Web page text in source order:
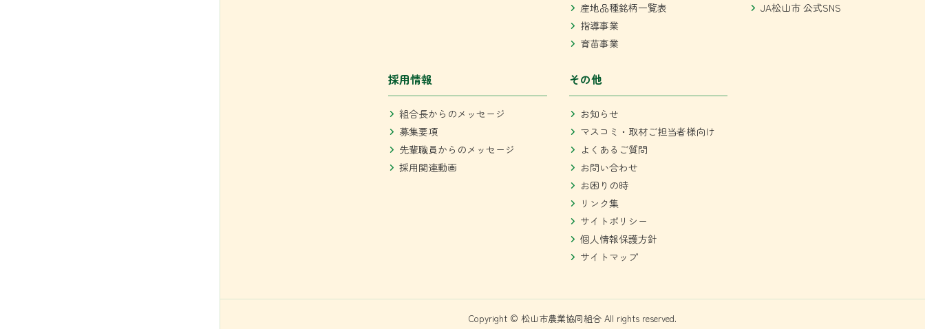
産地品種銘柄一覧表
指導事業
育苗事業
JA松山市 公式SNS
採用情報
組合長からのメッセージ
募集要項
先輩職員からのメッセージ
採用関連動画
その他
お知らせ
マスコミ・取材ご担当者様向け
よくあるご質問
お問い合わせ
お困りの時
リンク集
サイトポリシー
個人情報保護方針
サイトマップ
Copyright © 松山市農業協同組合 All rights reserved.